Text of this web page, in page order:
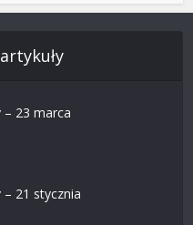
– 23 marca
– 21 stycznia